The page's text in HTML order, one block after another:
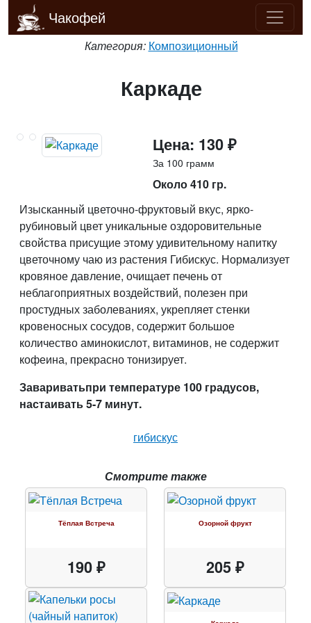
Чакофей
Категория: Композиционный
Каркаде
Цена: 130 ₽
За 100 грамм
Около 410 гр.
Изысканный цветочно-фруктовый вкус, ярко-
рубиновый цвет уникальные оздоровительные
свойства присущие этому удивительному напитку
цветочному чаю из растения Гибискус. Нормализует
кровяное давление, очищает печень от
неблагоприятных воздействий, полезен при
простудных заболеваниях, укрепляет стенки
кровеносных сосудов, содержит большое
количество аминокислот, витаминов, не содержит
кофеина, прекрасно тонизирует.
Завариватьпри температуре 100 градусов,
настаивать 5-7 минут.
гибискус
Смотрите также
Тёплая Встреча
190 ₽
Озорной фрукт
205 ₽